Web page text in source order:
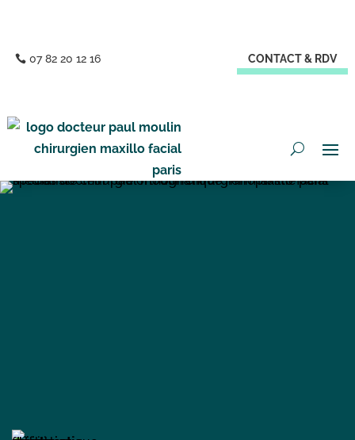
07 82 20 12 16 CONTACT & RDV